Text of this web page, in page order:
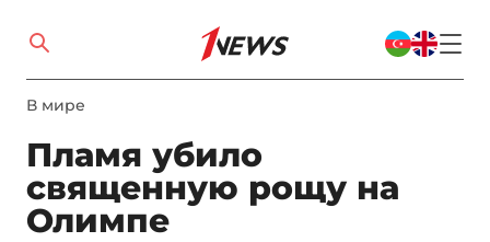
В мире
Пламя убило
священную рощу на
Олимпе